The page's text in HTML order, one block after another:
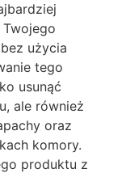
użycia
tego
usunąć
ale również
oraz
komory.
produktu z